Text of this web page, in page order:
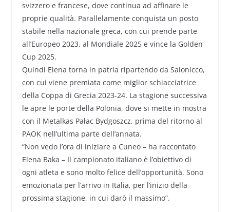
svizzero e francese, dove continua ad affinare le
proprie qualità. Parallelamente conquista un posto
stabile nella nazionale greca, con cui prende parte
all’Europeo 2023, al Mondiale 2025 e vince la Golden
Cup 2025.
Quindi Elena torna in patria ripartendo da Salonicco,
con cui viene premiata come miglior schiacciatrice
della Coppa di Grecia 2023-24. La stagione successiva
le apre le porte della Polonia, dove si mette in mostra
con il Metalkas Pałac Bydgoszcz, prima del ritorno al
PAOK nell’ultima parte dell’annata.
“Non vedo l’ora di iniziare a Cuneo – ha raccontato
Elena Baka – Il campionato italiano è l’obiettivo di
ogni atleta e sono molto felice dell’opportunità. Sono
emozionata per l’arrivo in Italia, per l’inizio della
prossima stagione, in cui darò il massimo”.